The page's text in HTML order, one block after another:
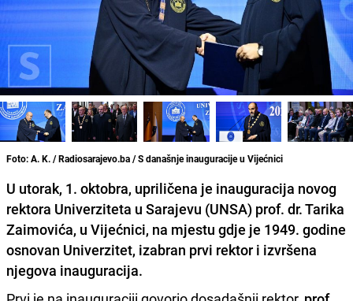
Foto: A. K. / Radiosarajevo.ba / S današnje inauguracije u Vijećnici
U utorak, 1. oktobra, upriličena je inauguracija novog
rektora Univerziteta u Sarajevu (UNSA) prof. dr. Tarika
Zaimovića, u Vijećnici, na mjestu gdje je 1949. godine
osnovan Univerzitet, izabran prvi rektor i izvršena
njegova inauguracija.